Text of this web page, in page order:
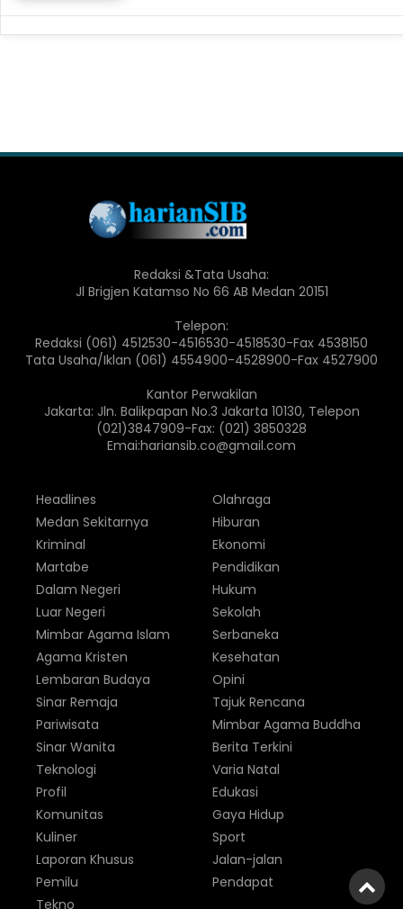
Redaksi &Tata Usaha:
Jl Brigjen Katamso No 66 AB Medan 20151
Telepon:
Redaksi (061) 4512530-4516530-4518530-Fax 4538150
Tata Usaha/Iklan (061) 4554900-4528900-Fax 4527900
Kantor Perwakilan
Jakarta: Jln. Balikpapan No.3 Jakarta 10130, Telepon
(021)3847909-Fax: (021) 3850328
Emai:hariansib.co@gmail.com
Headlines
Medan Sekitarnya
Kriminal
Martabe
Dalam Negeri
Luar Negeri
Olahraga
Hiburan
Ekonomi
Pendidikan
Hukum
Sekolah
Mimbar Agama Islam
Agama Kristen
Lembaran Budaya
Sinar Remaja
Pariwisata
Sinar Wanita
Serbaneka
Kesehatan
Opini
Tajuk Rencana
Mimbar Agama Buddha
Berita Terkini
Teknologi
Profil
Komunitas
Kuliner
Laporan Khusus
Pemilu
Varia Natal
Edukasi
Gaya Hidup
Sport
Jalan-jalan
Pendapat
Tekno